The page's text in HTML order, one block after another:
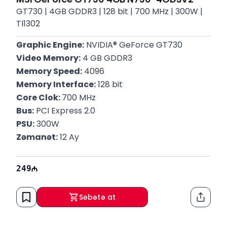
GT730 | 4GB GDDR3 | 128 bit | 700 MHz | 300W |
TI1302
Graphic Engine: NVIDIA® GeForce GT730
Video Memory: 4 GB GDDR3
Memory Speed: 4096
Memory Interface: 128 bit
Core Clok: 700 MHz
Bus: PCI Express 2.0
PSU: 300W
Zəmanət: 12 Ay
249
Səbətə at